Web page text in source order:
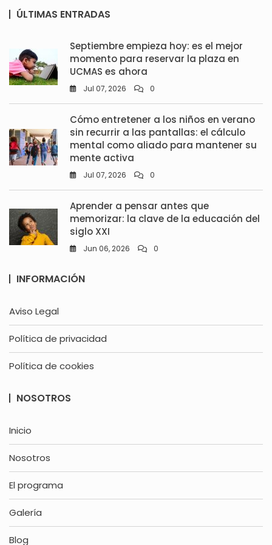
ÚLTIMAS ENTRADAS
Septiembre empieza hoy: es el mejor
momento para reservar la plaza en
UCMAS es ahora
Jul 07, 2026 0
Cómo entretener a los niños en verano
sin recurrir a las pantallas: el cálculo
mental como aliado para mantener su
mente activa
Jul 07, 2026 0
Aprender a pensar antes que
memorizar: la clave de la educación del
siglo XXI
Jun 06, 2026 0
INFORMACIÓN
Aviso Legal
Política de privacidad
Política de cookies
NOSOTROS
Inicio
Nosotros
El programa
Galería
Blog